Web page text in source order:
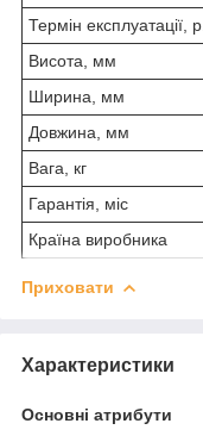
Термін експлуатації, р.
Висота, мм
Ширина, мм
Довжина, мм
Вага, кг
Гарантія, міс
Країна виробника
Приховати
Характеристики
Основні атрибути